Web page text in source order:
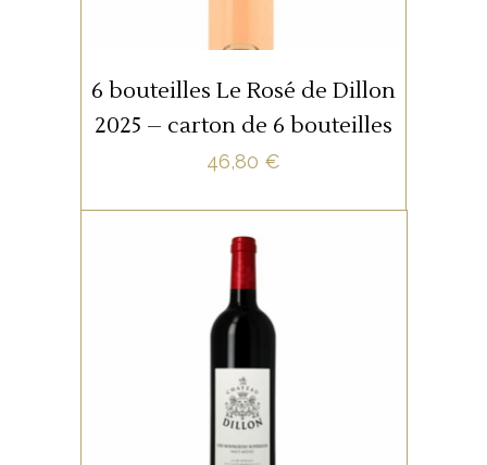
AJOUTER AU PANIER
6 bouteilles Le Rosé de Dillon
2025 – carton de 6 bouteilles
46,80 €
Contionnement :: carton de 6
bouteilles